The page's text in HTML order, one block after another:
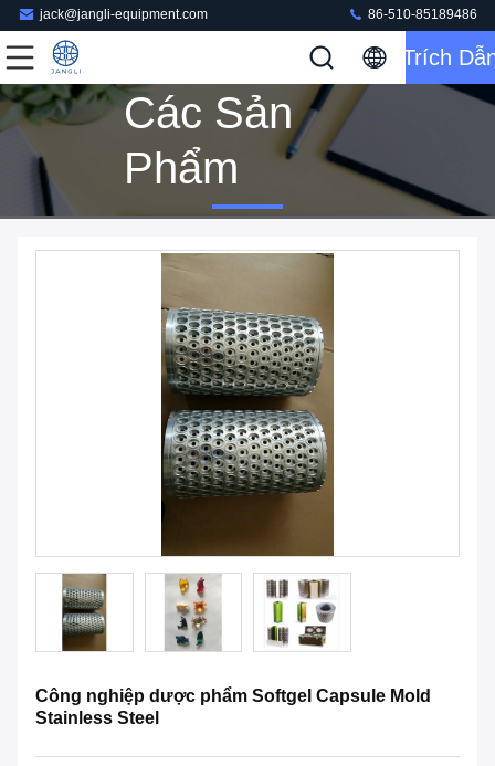
jack@jangli-equipment.com 86-510-85189486
Trích
Các Sản
Phẩm
Công nghiệp dược phẩm Softgel Capsule Mold
Stainless Steel